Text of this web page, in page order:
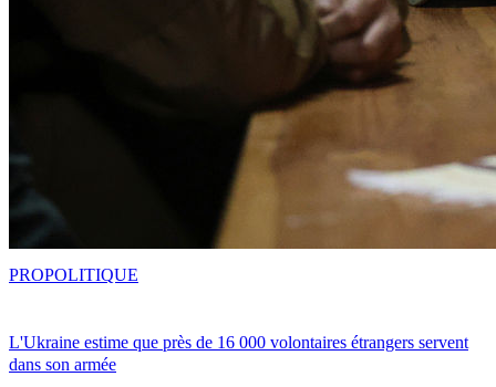
L'Ukraine estime que près de 16 000 volontaires étrangers servent
dans son armée
PROPOLITIQUE